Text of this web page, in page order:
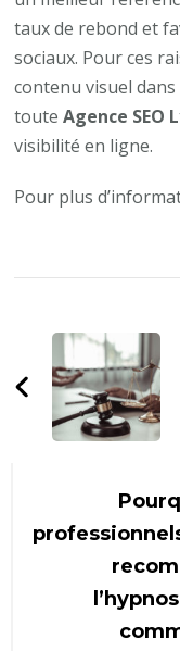
taux de rebond et
sociaux. Pour ces
contenu visuel
touteAgence SEO
visibilité en ligne.
Pour plus
d'article